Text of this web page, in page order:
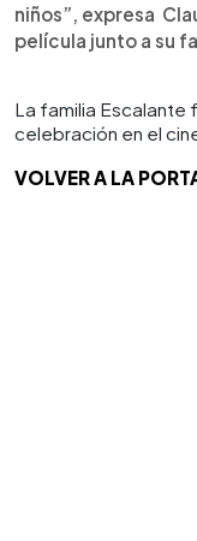
niños”, expresa
película junto a su
La familia Escalante
celebración en el
VOLVER A LA